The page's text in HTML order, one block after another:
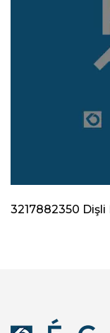
3217882350